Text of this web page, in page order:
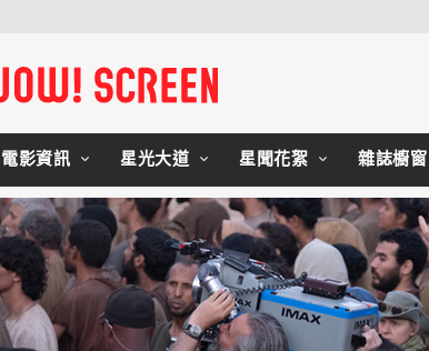
電影資訊 星光大道 星聞花絮 雜誌櫥窗